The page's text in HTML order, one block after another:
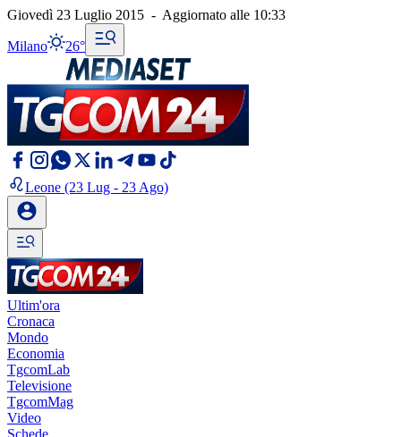
Giovedì 23 Luglio 2015 - Aggiornato alle 10:33
Milano 26°
Leone (23 Lug - 23 Ago)
Ultim'ora
Cronaca
Mondo
Economia
TgcomLab
Televisione
TgcomMag
Video
Schede